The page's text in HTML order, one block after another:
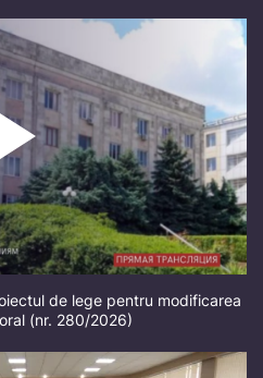
de lege pentru modificarea
(nr. 280/2026)